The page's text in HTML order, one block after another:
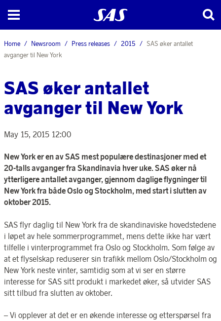
Home Newsroom Press releases 2015
SAS øker antallet
avganger til New York
SAS øker antallet
avganger til New York
May 15, 2015 12:00
New York er en av SAS mest populære destinasjoner med et
20-talls avganger fra Skandinavia hver uke. SAS øker nå
ytterligere antallet avganger, gjennom daglige flygninger til
New York fra både Oslo og Stockholm, med start i slutten av
oktober 2015.
SAS flyr daglig til New York fra de skandinaviske hovedstedene
i løpet av hele sommerprogrammet, mens dette ikke har vært
tilfelle i vinterprogrammet fra Oslo og Stockholm. Som følge av
at et flyselskap reduserer sin trafikk mellom Oslo/Stockholm og
New York neste vinter, samtidig som at vi ser en større
interesse for SAS sitt produkt i markedet øker, så utvider SAS
sitt tilbud fra slutten av oktober.
– Vi opplever at det er en økende interesse og etterspørsel fra